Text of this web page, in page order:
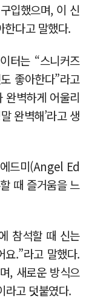
입했으며, 이 신
한다고 말했다.
터는 “스니커즈
좋아한다”라고
완벽하게 어울리
완벽해’라고 생
드미(Angel Ed
때 즐거움을 느
참석할 때 신는
.”라고 말했다.
, 새로운 방식으
라고 덧붙였다.